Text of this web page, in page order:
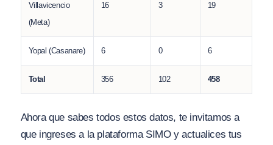
Villavicencio
(Meta)
16 3 19
Yopal (Casanare) 6 0 6
Total 356 102 458
Ahora que sabes todos estos datos, te invitamos a
que ingreses a la plataforma SIMO y actualices tus